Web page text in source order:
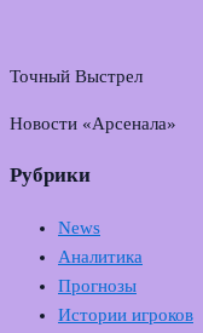
Точный Выстрел
Новости «Арсенала»
Рубрики
News
Аналитика
Прогнозы
Истории игроков